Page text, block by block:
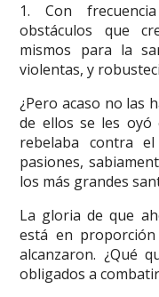
1. Con
obstáculos que
mismos para la
violentas, y
¿Pero acaso no las
de ellos se les oyó
rebelaba contra
pasiones,
los más grandes
La gloria de que
está en
alcanzaron. ¿Qué
obligados a